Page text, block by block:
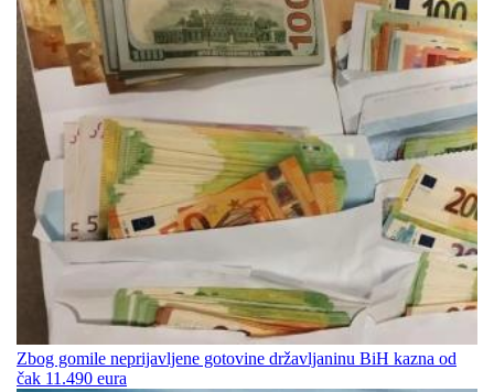
Zbog gomile neprijavljene gotovine državljaninu BiH kazna od
čak 11.490 eura